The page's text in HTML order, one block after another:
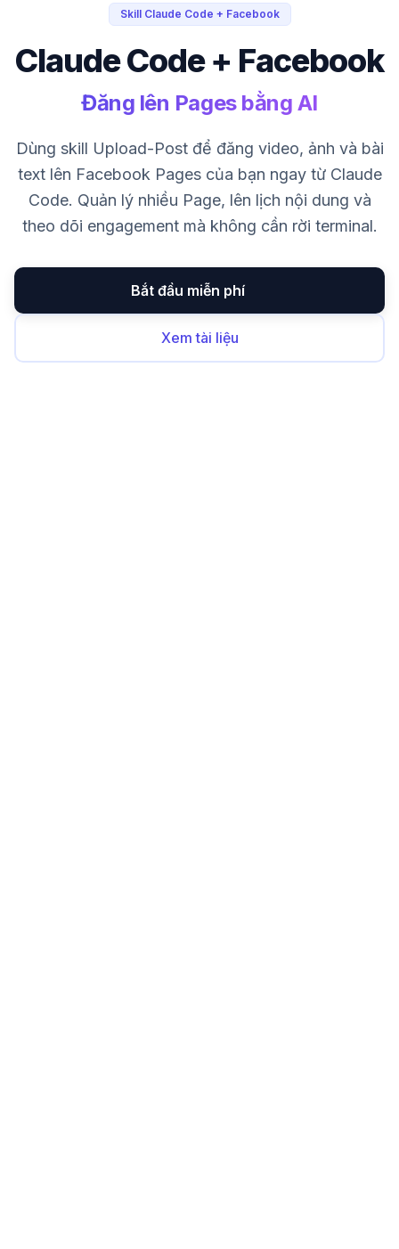
Skill Claude Code + Facebook
Claude Code + Facebook
Đăng lên Pages bằng AI
Dùng skill Upload-Post để đăng video, ảnh và bài
text lên Facebook Pages của bạn ngay từ Claude
Code. Quản lý nhiều Page, lên lịch nội dung và
theo dõi engagement mà không cần rời terminal.
Bắt đầu miễn phí
Xem tài liệu